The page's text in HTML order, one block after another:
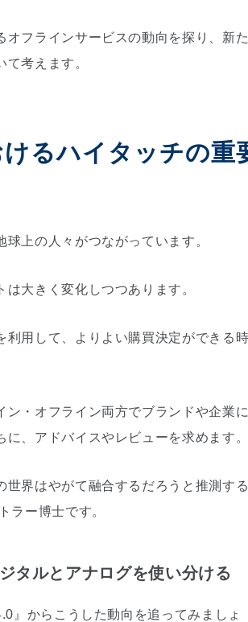
フラインサービスの動向を探り、新た
考えます。
るハイタッチの重
上の人々がつながっています。
大きく変化しつつあります。
用して、よりよい購買決定ができる時
・オフライン両方でブランドや企業に
、アドバイスやレビューを求めます。
界はやがて融合するだろうと推測する
ラー博士です。
タルとアナログを使い分ける
』からこうした動向を追ってみましょ